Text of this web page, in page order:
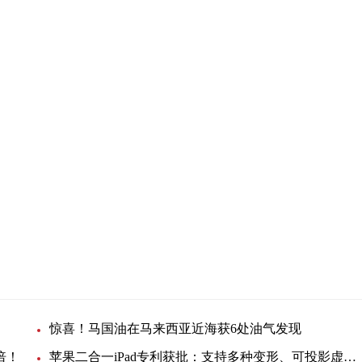
惊喜！马国油在马来西亚近海获6处油气发现
苹果二合一iPad专利获批：支持多种变形、可投影虚拟键盘